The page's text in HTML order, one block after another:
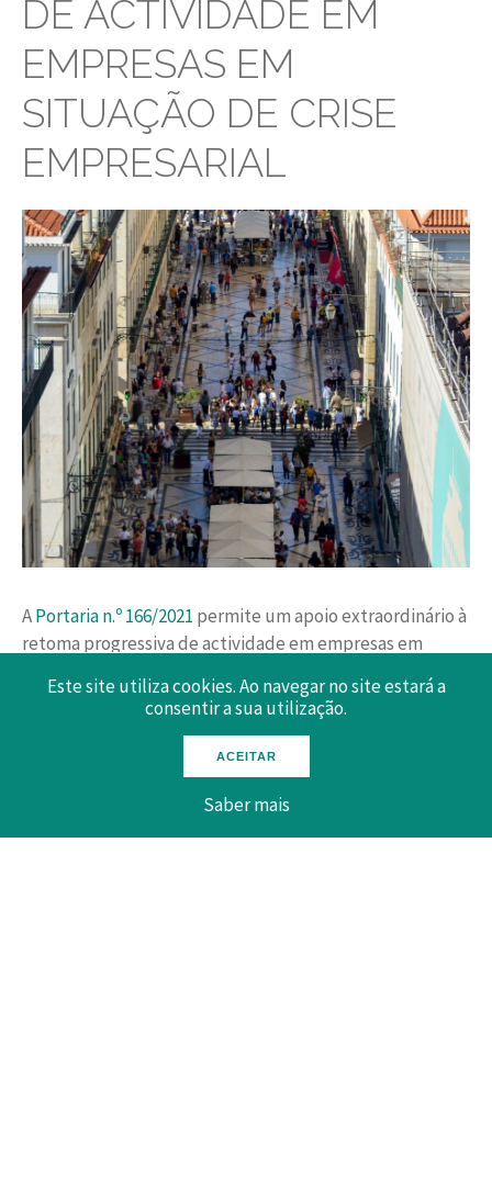
DE ACTIVIDADE EM
EMPRESAS EM
SITUAÇÃO DE CRISE
EMPRESARIAL
APortaria n.º 166/2021 permite um apoio extraordinário à
retoma progressiva de actividade em empresas em
abrangidas no conceito de empregador dos sectores de
bares, discotecas, parques recreativos e fornecimento
ou montagem de eventos.
entra em vigor no dia da sua
publicação e produz efeitos a partir de 1 de Maio de
2021.
Este site utiliza cookies. Ao navegar no site estará a
consentir a sua utilização.
ACEITAR
Saber mais